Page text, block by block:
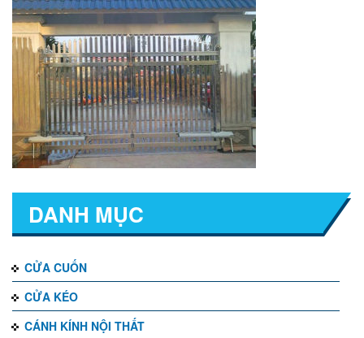
DANH MỤC
CỬA CUỐN
CỬA KÉO
CÁNH KÍNH NỘI THẤT